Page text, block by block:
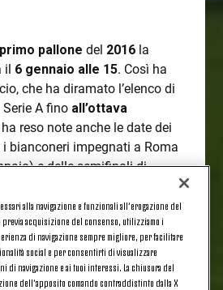
primo pallone del 2016 la
il 6 gennaio alle 15. Così ha
che ha diramato l’elenco di
A fino all’ottava
reso note anche le date dei
bianconeri impegnati a Roma
e delle semifinali di
quindi, e segnatevi date e
scenderà in campo nei
alla navigazione e funzionali all’erogazione del
acquisizione del consenso, utilizziamo i
di navigazione sempre migliore, per facilitare
social e per consentirti di visualizzare
di navigazione e ai tuoi interessi. La chiusura del
dell’apposito comando contraddistinto dalla X